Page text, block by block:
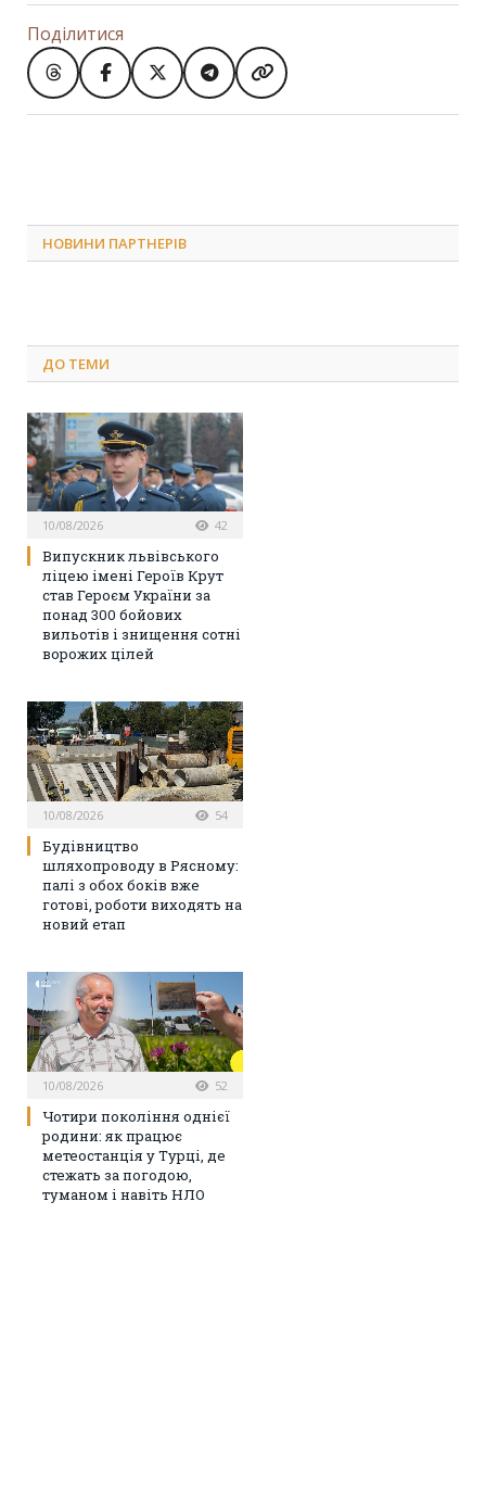
Поділитися
НОВИНИ ПАРТНЕРІВ
ДО ТЕМИ
10/08/2026 42
Випускник львівського
ліцею імені Героїв Крут
став Героєм України за
понад 300 бойових
вильотів і знищення сотні
ворожих цілей
10/08/2026 54
Будівництво
шляхопроводу в Рясному:
палі з обох боків вже
готові, роботи виходять на
новий етап
10/08/2026 52
Чотири покоління однієї
родини: як працює
метеостанція у Турці, де
стежать за погодою,
туманом і навіть НЛО